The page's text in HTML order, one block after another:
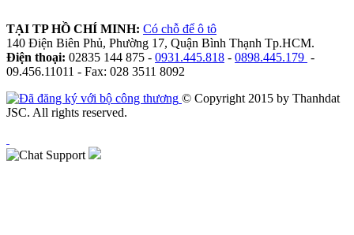
TẠI TP HỒ CHÍ MINH: Có chỗ để ô tô
140 Điện Biên Phủ, Phường 17, Quận Bình Thạnh Tp.HCM.
Điện thoại: 02835 144 875 - 0931.445.818 - 0898.445.179 -
09.456.11011 - Fax: 028 3511 8092
© Copyright 2015 by Thanhdat
JSC. All rights reserved.